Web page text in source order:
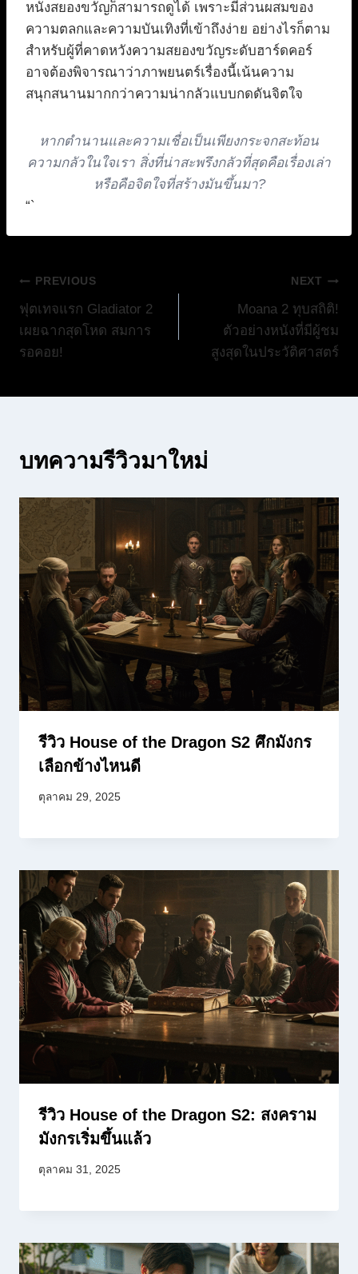
หนังสยองขวัญก็สามารถดูได้ เพราะมีส่วนผสมของ
ความตลกและความบันเทิงที่เข้าถึงง่าย อย่างไรก็ตาม
สำหรับผู้ที่คาดหวังความสยองขวัญระดับฮาร์ดคอร์
อาจต้องพิจารณาว่าภาพยนตร์เรื่องนี้เน้นความ
สนุกสนานมากกว่าความน่ากลัวแบบกดดันจิตใจ
หากตำนานและความเชื่อเป็นเพียงกระจกสะท้อน
ความกลัวในใจเรา สิ่งที่น่าสะพรึงกลัวที่สุดคือเรื่องเล่า
หรือคือจิตใจที่สร้างมันขึ้นมา?
“`
แนะแนว
เรื่อง
PREVIOUS
ฟุตเทจแรก Gladiator 2
เผยฉากสุดโหด สมการ
รอคอย!
NEXT
Moana 2 ทุบสถิติ!
ตัวอย่างหนังที่มีผู้ชม
สูงสุดในประวัติศาสตร์
บทความรีวิวมาใหม่
รีวิว House of the Dragon S2 ศึกมังกร
เลือกข้างไหนดี
ตุลาคม 29, 2025
รีวิว House of the Dragon S2: สงคราม
มังกรเริ่มขึ้นแล้ว
ตุลาคม 31, 2025